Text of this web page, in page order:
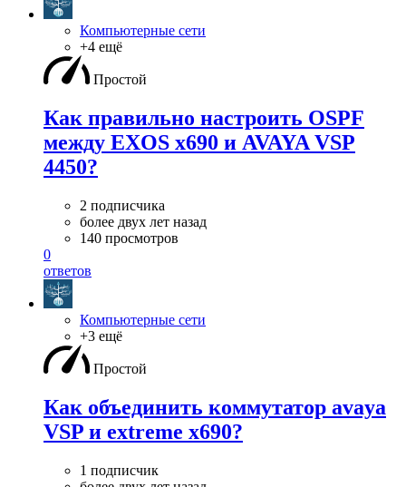
Компьютерные сети
+4 ещё
Простой
Как правильно настроить OSPF
между EXOS x690 и AVAYA VSP
4450?
2 подписчика
более двух лет назад
140 просмотров
0
ответов
Компьютерные сети
+3 ещё
Простой
Как объединить коммутатор avaya
VSP и extreme x690?
1 подписчик